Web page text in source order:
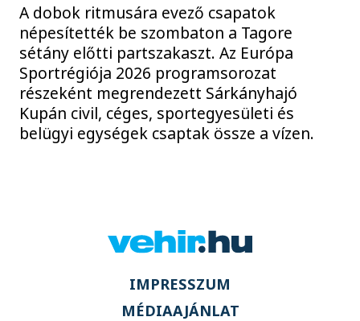
A dobok ritmusára evező csapatok
népesítették be szombaton a Tagore
sétány előtti partszakaszt. Az Európa
Sportrégiója 2026 programsorozat
részeként megrendezett Sárkányhajó
Kupán civil, céges, sportegyesületi és
belügyi egységek csaptak össze a vízen.
IMPRESSZUM
MÉDIAAJÁNLAT